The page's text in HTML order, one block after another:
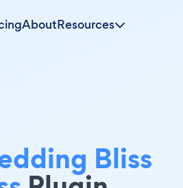
AboutResources
Bliss